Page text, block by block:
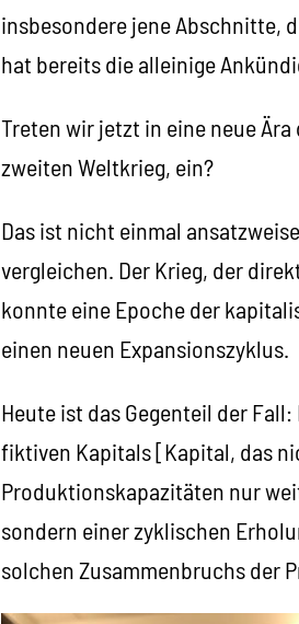
insbesondere jene Abschnitte,
hat bereits die alleinige
Treten wir jetzt in eine neue
zweiten Weltkrieg, ein?
Das ist nicht einmal
vergleichen. Der Krieg, der
konnte eine Epoche der
einen neuen Expansionszyklus.
Heute ist das Gegenteil der
fiktiven Kapitals [Kapital, das
Produktionskapazitäten nur
sondern einer zyklischen
solchen Zusammenbruchs der